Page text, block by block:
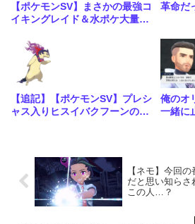
【ポケモンSV】まさかの最強コ
イキングレイド＆水ポケ大量発
革命だ
【追記】【ポケモンSV】プレシ
ャス入りヒスイバクフーンの配
俺のオ
一緒に
【ネモ】今回
だと思い知ら
この人…？